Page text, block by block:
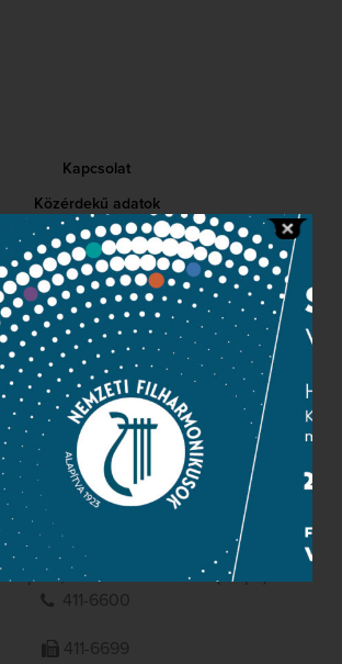
Kapcsolat
Közérdekű adatok
Sajtószoba
Adatvédelem
Impresszum
NEMZETI
Komor Marcell u. 1. (Müpa)
411-6600
411-6699